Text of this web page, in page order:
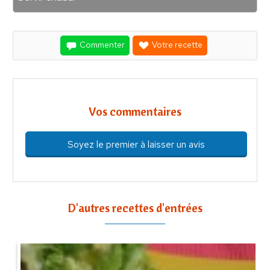
Commenter Votre recette
Vos commentaires
Soyez le premier à laisser un avis
D'autres recettes d'entrées